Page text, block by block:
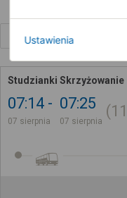
Studzianki Skrzyżowanie
07:14
07 sierpnia
07:25
07 sierpnia
Ustawienia